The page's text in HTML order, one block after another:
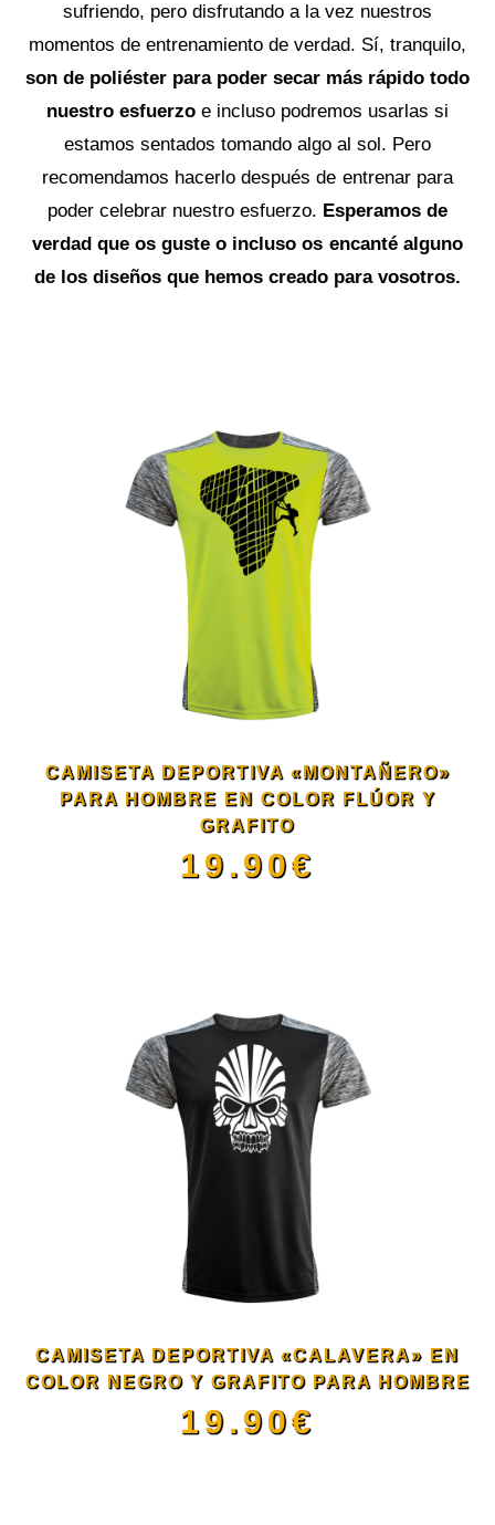
sufriendo, pero disfrutando a la vez nuestros
momentos de entrenamiento de verdad. Sí, tranquilo,
son de poliéster para poder secar más rápido todo
nuestro esfuerzo e incluso podremos usarlas si
estamos sentados tomando algo al sol. Pero
recomendamos hacerlo después de entrenar para
poder celebrar nuestro esfuerzo. Esperamos de
verdad que os guste o incluso os encanté alguno
de los diseños que hemos creado para vosotros.
CAMISETA DEPORTIVA «MONTAÑERO»
PARA HOMBRE EN COLOR FLÚOR Y
GRAFITO
19.90€
tiene
múltiples
variantes.
Las
opciones
se
pueden
CAMISETA DEPORTIVA «CALAVERA» EN
COLOR NEGRO Y GRAFITO PARA HOMBRE
19.90€